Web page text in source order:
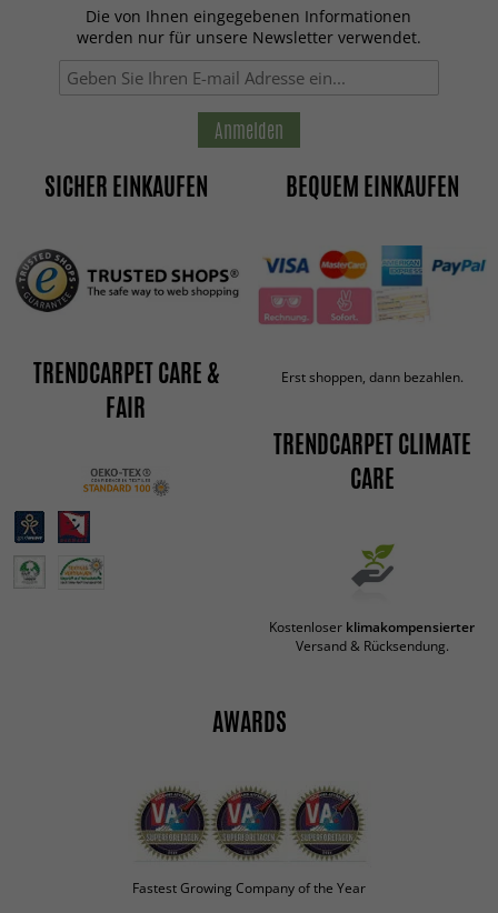
Die von Ihnen eingegebenen Informationen
werden nur für unsere Newsletter verwendet.
Anmelden
SICHER EINKAUFEN
TRENDCARPET CARE &
FAIR
BEQUEM EINKAUFEN
Erst shoppen, dann bezahlen.
TRENDCARPET CLIMATE
CARE
Kostenloser klimakompensierter
Versand & Rücksendung.
AWARDS
Fastest Growing Company of the Year